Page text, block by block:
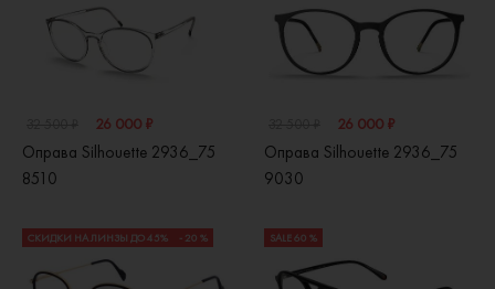
26 000 ₽
Оправа Silhouette 2936_75
8510
26 000 ₽
Оправа Silhouette 2936_75
9030
СКИДКИ НА ЛИНЗЫ ДО 45% - 20 % SALE 60 %